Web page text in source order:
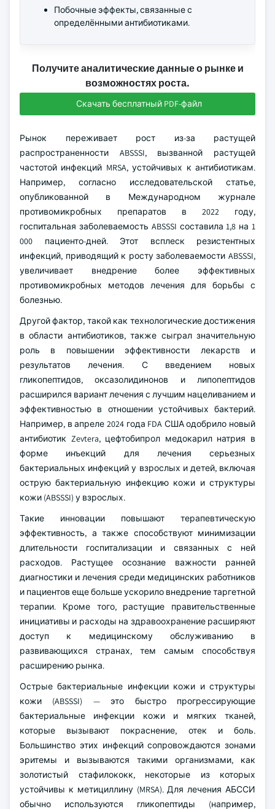
Побочные эффекты, связанные с
определёнными антибиотиками.
Получите аналитические данные о рынке и
возможностях роста.
Скачать бесплатный PDF-файл
Рынок переживает рост из-за растущей
распространенности ABSSSI, вызванной растущей
частотой инфекций MRSA, устойчивых к антибиотикам.
Например, согласно исследовательской статье,
опубликованной в Международном журнале
противомикробных препаратов в 2022 году,
госпитальная заболеваемость ABSSSI составила 1,8 на 1
000 пациенто-дней. Этот всплеск резистентных
инфекций, приводящий к росту заболеваемости ABSSSI,
увеличивает внедрение более эффективных
противомикробных методов лечения для борьбы с
болезнью.
Другой фактор, такой как технологические достижения
в области антибиотиков, также сыграл значительную
роль в повышении эффективности лекарств и
результатов лечения. С введением новых
гликопептидов, оксазолидинонов и липопептидов
расширился вариант лечения с лучшим нацеливанием и
эффективностью в отношении устойчивых бактерий.
Например, в апреле 2024 года FDA США одобрило новый
антибиотик Zevtera, цефтобипрол медокарил натрия в
форме инъекций для лечения серьезных
бактериальных инфекций у взрослых и детей, включая
острую бактериальную инфекцию кожи и структуры
кожи (ABSSSI) у взрослых.
Такие инновации повышают терапевтическую
эффективность, а также способствуют минимизации
длительности госпитализации и связанных с ней
расходов. Растущее осознание важности ранней
диагностики и лечения среди медицинских работников
и пациентов еще больше ускорило внедрение таргетной
терапии. Кроме того, растущие правительственные
инициативы и расходы на здравоохранение расширяют
доступ к медицинскому обслуживанию в
развивающихся странах, тем самым способствуя
расширению рынка.
Острые бактериальные инфекции кожи и структуры
кожи (ABSSSI) — это быстро прогрессирующие
бактериальные инфекции кожи и мягких тканей,
которые вызывают покраснение, отек и боль.
Большинство этих инфекций сопровождаются зонами
эритемы и вызываются такими организмами, как
золотистый стафилококк, некоторые из которых
устойчивы к метициллину (MRSA). Для лечения АБССИ
обычно используются гликопептиды (например,